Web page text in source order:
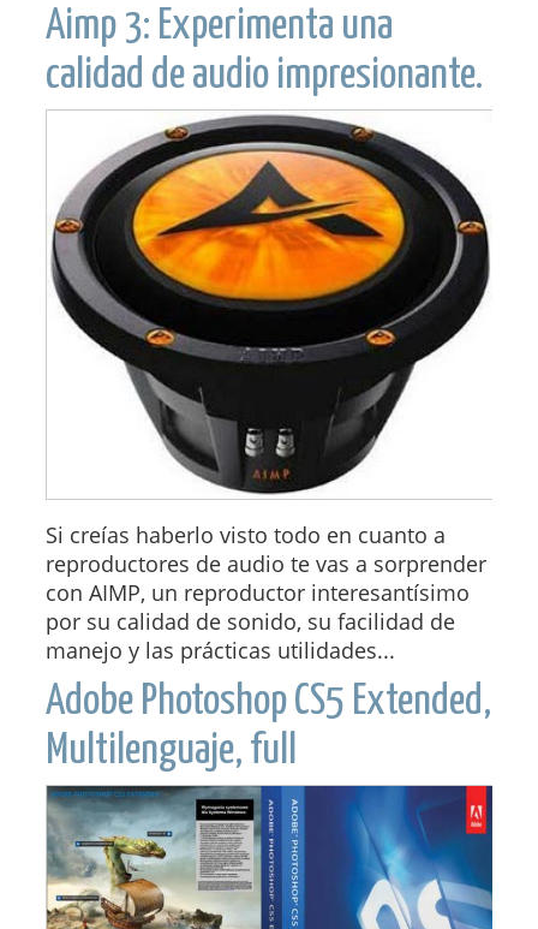
Aimp 3: Experimenta una
calidad de audio impresionante.
Si creías haberlo visto todo en cuanto a
reproductores de audio te vas a sorprender
con AIMP, un reproductor interesantísimo
por su calidad de sonido, su facilidad de
manejo y las prácticas utilidades...
Adobe Photoshop CS5 Extended,
Multilenguaje, full